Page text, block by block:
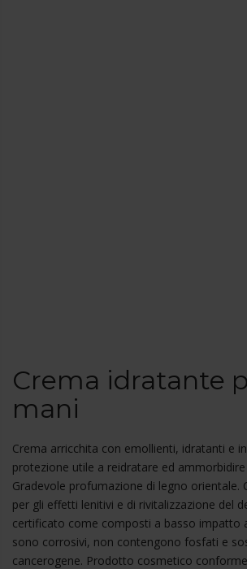
Crema idratante
mani
Crema arricchita con emollienti, idratanti e
protezione utile a reidratare ed
Gradevole profumazione di legno orientale.
per gli effetti lenitivi e di rivitalizzazione del
certificato come composti a basso impatto
sono corrosivi, non contengono fosfati e
cancerogene. Prodotto cosmetico